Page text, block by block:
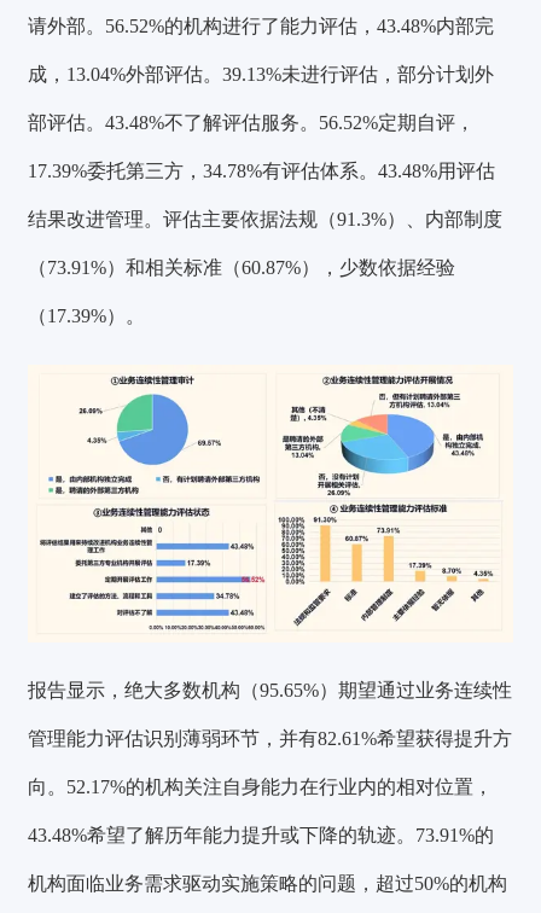
请外部。56.52%的机构进行了能力评估，43.48%内部完
成，13.04%外部评估。39.13%未进行评估，部分计划外
部评估。43.48%不了解评估服务。56.52%定期自评，
17.39%委托第三方，34.78%有评估体系。43.48%用评估
结果改进管理。评估主要依据法规（91.3%）、内部制度
（73.91%）和相关标准（60.87%），少数依据经验
（17.39%）。
报告显示，绝大多数机构（95.65%）期望通过业务连续性
管理能力评估识别薄弱环节，并有82.61%希望获得提升方
向。52.17%的机构关注自身能力在行业内的相对位置，
43.48%希望了解历年能力提升或下降的轨迹。73.91%的
机构面临业务需求驱动实施策略的问题，超过50%的机构